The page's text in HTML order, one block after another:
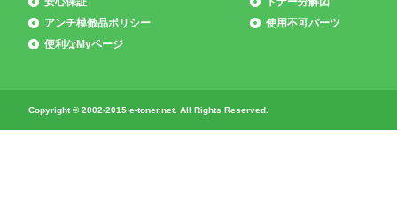
アンチ模倣品ポリシー
便利なMyページ
使用不可パーツ
Copyright © 2002-2015 e-toner.net. All Rights Reserved.